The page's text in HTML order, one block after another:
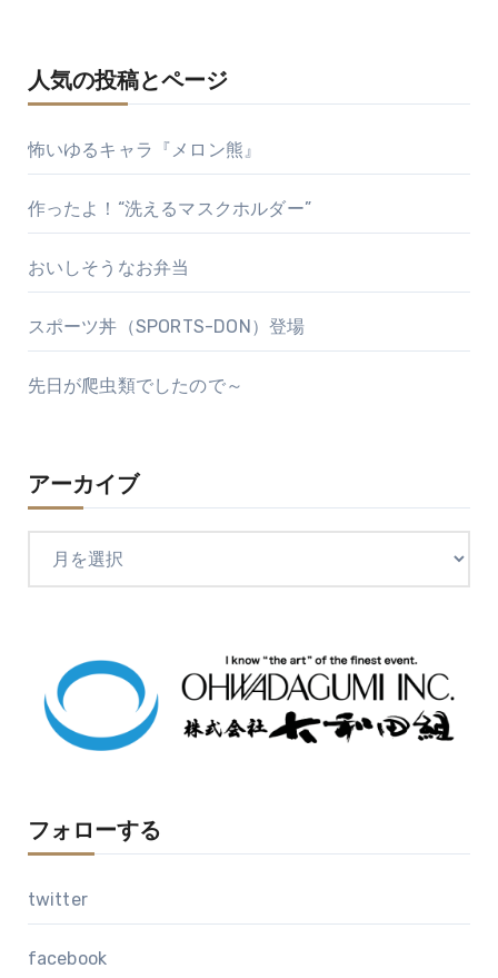
人気の投稿とページ
怖いゆるキャラ『メロン熊』
作ったよ！“洗えるマスクホルダー”
おいしそうなお弁当
スポーツ丼（SPORTS-DON）登場
先日が爬虫類でしたので～
アーカイブ
フォローする
twitter
facebook